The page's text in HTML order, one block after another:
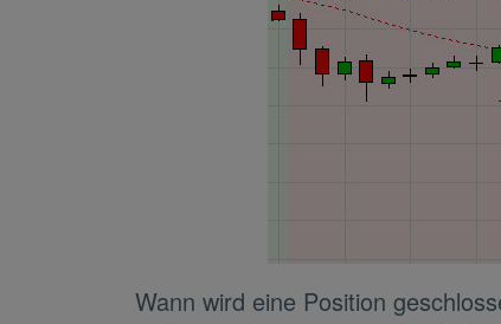
Wann wird eine Position